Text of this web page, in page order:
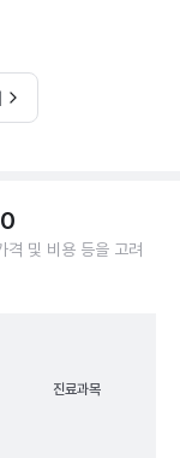
격 및 비용 등을 고려
진료과목